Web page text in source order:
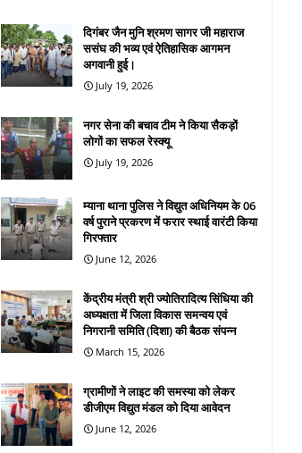
दिगंबर जैन मुनि श्रमण सागर जी महाराज
ससंघ की भव्य एवं ऐतिहासिक आगमन
अगवानी हुई।
July 19, 2026
नगर सेना की बचाव टीम ने किया सैकड़ों
लोगों का सफल रेस्क्यू
July 19, 2026
म्याना थाना पुलिस ने विद्युत अधिनियम के 06
वर्ष पुराने प्रकरण में फरार स्थाई वारंटी किया
गिरफ्तार
June 12, 2026
केंद्रीय मंत्री श्री ज्योतिरादित्य सिंधिया की
अध्यक्षता में जिला विकास समन्वय एवं
निगरानी समिति (दिशा) की बैठक संपन्न
March 15, 2026
ग्रामीणों ने लाइट की समस्या को लेकर
डीजीएम विद्युत मंडल को दिया आवेदन
June 12, 2026